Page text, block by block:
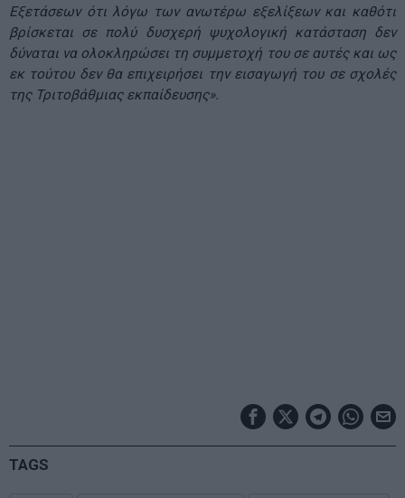
Εξετάσεων ότι λόγω των ανωτέρω εξελίξεων και καθότι
βρίσκεται σε πολύ δυσχερή ψυχολογική κατάσταση δεν
δύναται να ολοκληρώσει τη συμμετοχή του σε αυτές και ως
εκ τούτου δεν θα επιχειρήσει την εισαγωγή του σε σχολές
της Τριτοβάθμιας εκπαίδευσης».
TAGS